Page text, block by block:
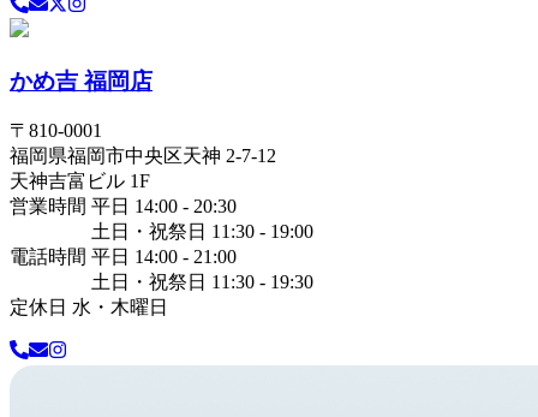
かめ吉 福岡店
〒 810-0001
福岡県福岡市中央区天神 2-7-12
天神吉富ビル 1F
営業時間 平日 14:00 - 20:30
土日・祝祭日 11:30 - 19:00
電話時間 平日 14:00 - 21:00
土日・祝祭日 11:30 - 19:30
定休日 水・木曜日